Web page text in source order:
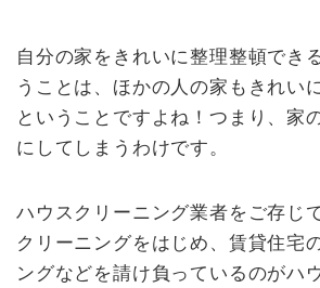
自分の家をきれいに整理整頓でき
うことは、ほかの人の家もきれい
ということですよね！つまり、家
にしてしまうわけです。
ハウスクリーニング業者をご存じ
クリーニングをはじめ、賃貸住宅
ングなどを請け負っているのがハ